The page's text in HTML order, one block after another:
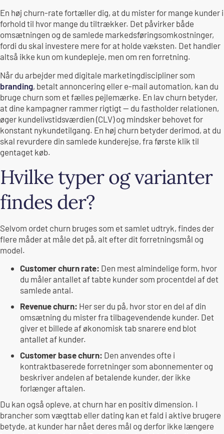
En høj churn-rate fortæller dig, at du mister for mange kunder i
forhold til hvor mange du tiltrækker. Det påvirker både
omsætningen og de samlede markedsføringsomkostninger,
fordi du skal investere mere for at holde væksten. Det handler
altså ikke kun om kundepleje, men om ren forretning.
Når du arbejder med digitale marketingdiscipliner som
branding, betalt annoncering eller e-mail automation, kan du
bruge churn som et fælles pejlemærke. En lav churn betyder,
at dine kampagner rammer rigtigt — du fastholder relationen,
øger kundelivstidsværdien (CLV) og mindsker behovet for
konstant nykundetilgang. En høj churn betyder derimod, at du
skal revurdere din samlede kunderejse, fra første klik til
gentaget køb.
Hvilke typer og varianter
findes der?
Selvom ordet churn bruges som et samlet udtryk, findes der
flere måder at måle det på, alt efter dit forretningsmål og
model.
Customer churn rate: Den mest almindelige form, hvor
du måler antallet af tabte kunder som procentdel af det
samlede antal.
Revenue churn: Her ser du på, hvor stor en del af din
omsætning du mister fra tilbagevendende kunder. Det
giver et billede af økonomisk tab snarere end blot
antallet af kunder.
Customer base churn: Den anvendes ofte i
kontraktbaserede forretninger som abonnementer og
beskriver andelen af betalende kunder, der ikke
forlænger aftalen.
Du kan også opleve, at churn har en positiv dimension. I
brancher som vægttab eller dating kan et fald i aktive brugere
betyde, at kunder har nået deres mål og derfor ikke længere